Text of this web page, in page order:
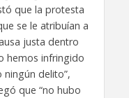
que la protesta
se le atribuían a
justa dentro
hemos infringido
delito”,
que “no hubo